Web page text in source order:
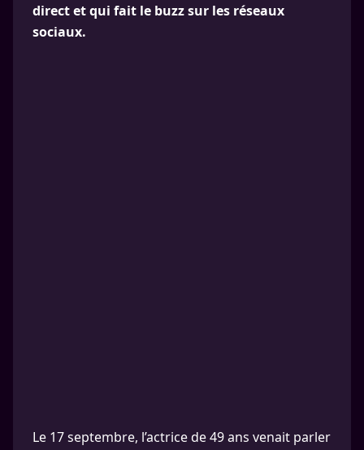
direct et qui fait le buzz sur les réseaux
sociaux.
Le 17 septembre, l’actrice de 49 ans venait parler